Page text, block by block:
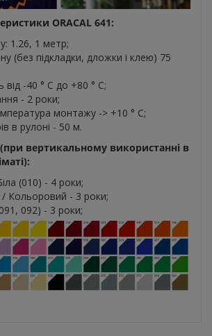
ORACAL 641:
1.26, 1 метр;
(без підкладки, дложки і клею) 75
від -40 ° C до +80 ° С;
- 2 роки;
монтажу -> +10 ° С;
в рулоні - 50 м.
вертикальному використанні в
(010) - 4 роки;
Кольоровий - 3 роки;
092) - 3 роки;